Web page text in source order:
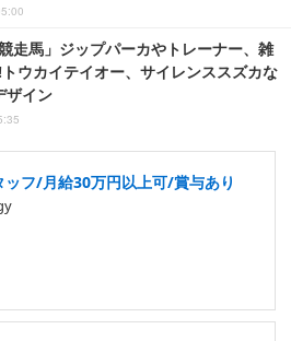
走馬」ジップパーカやトレーナー、雑
ウカイテイオー、サイレンススズカな
ザイン
フ/月給30万円以上可/賞与あり